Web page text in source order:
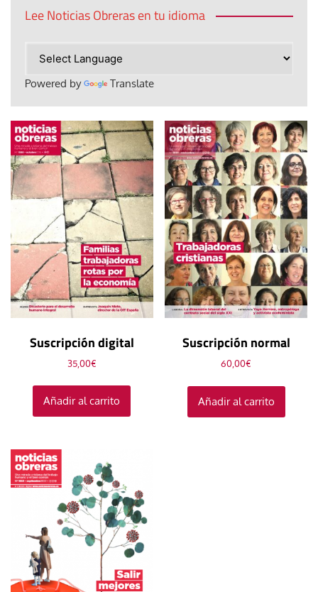
Lee Noticias Obreras en tu idioma
Powered by Translate
Suscripción digital
35,00€
Añadir al carrito
Suscripción normal
60,00€
Añadir al carrito